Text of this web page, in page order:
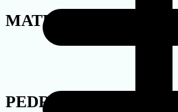
MATERIAL
PEDRA